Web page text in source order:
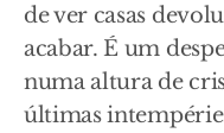
de ver casas
acabar. É um
numa altura de
últimas